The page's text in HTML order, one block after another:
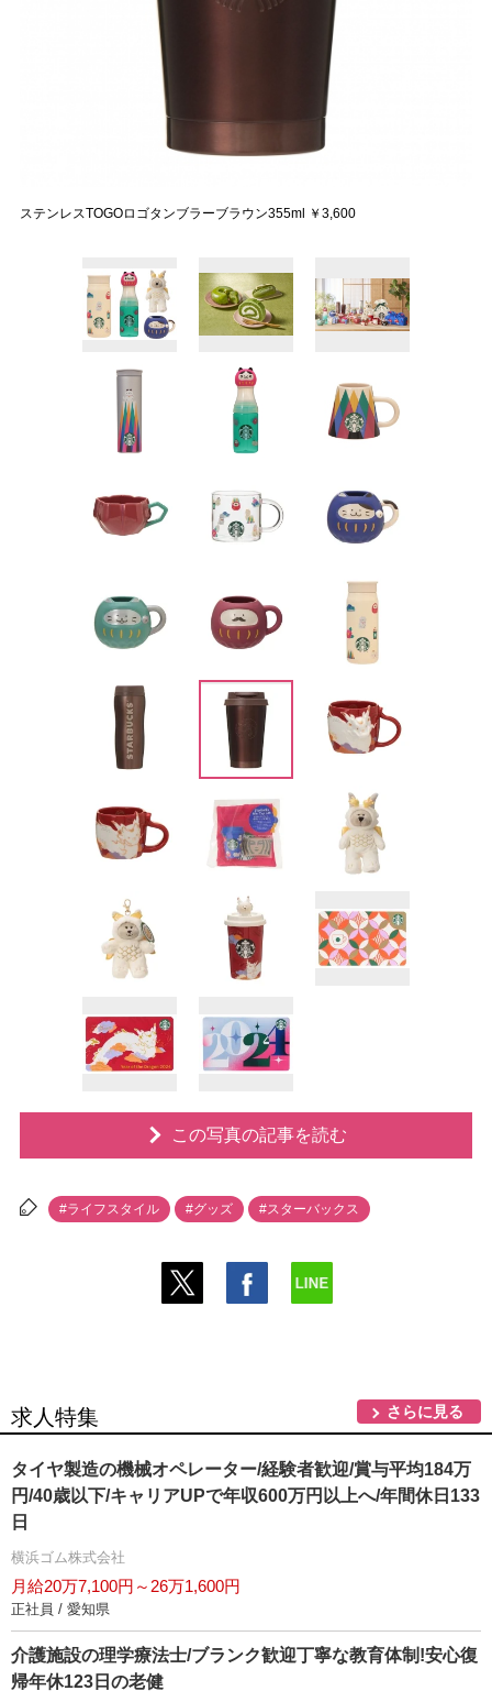
ステンレスTOGOロゴタンブラーブラウン355ml ￥3,600
この写真の記事を読む
#ライフスタイル #グッズ #スターバックス
求人特集 さらに見る
タイヤ製造の機械オペレーター/経験者歓迎/賞与平均184万
円/40歳以下/キャリアUPで年収600万円以上へ/年間休日133
日
横浜ゴム株式会社
月給20万7,100円～26万1,600円
正社員 / 愛知県
介護施設の理学療法士/ブランク歓迎丁寧な教育体制!安心復
帰年休123日の老健